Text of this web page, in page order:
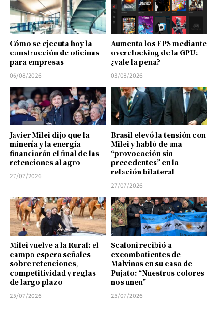
Cómo se ejecuta hoy la
construcción de oficinas
para empresas
06/08/2026
Aumenta los FPS mediante
overclocking de la GPU:
¿vale la pena?
03/08/2026
Javier Milei dijo que la
minería y la energía
financiarán el final de las
retenciones al agro
27/07/2026
Brasil elevó la tensión con
Milei y habló de una
“provocación sin
precedentes” en la
relación bilateral
27/07/2026
Milei vuelve a la Rural: el
campo espera señales
sobre retenciones,
competitividad y reglas
de largo plazo
25/07/2026
Scaloni recibió a
excombatientes de
Malvinas en su casa de
Pujato: “Nuestros colores
nos unen”
25/07/2026